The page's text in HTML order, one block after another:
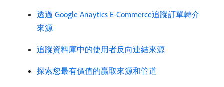
透過 Google Anaytics E-Commerce追蹤訂單轉介
來源
追蹤資料庫中的使用者反向連結來源
探索您最有價值的贏取來源和管道